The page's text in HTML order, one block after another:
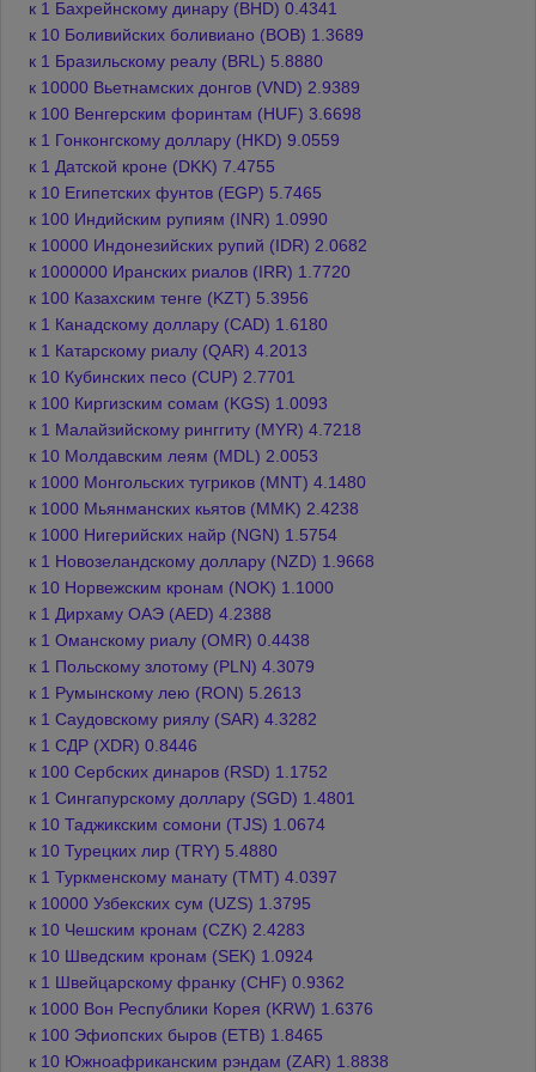
к 1 Бахрейнскому динару (BHD) 0.4341
к 10 Боливийских боливиано (BOB) 1.3689
к 1 Бразильскому реалу (BRL) 5.8880
к 10000 Вьетнамских донгов (VND) 2.9389
к 100 Венгерским форинтам (HUF) 3.6698
к 1 Гонконгскому доллару (HKD) 9.0559
к 1 Датской кроне (DKK) 7.4755
к 10 Египетских фунтов (EGP) 5.7465
к 100 Индийским рупиям (INR) 1.0990
к 10000 Индонезийских рупий (IDR) 2.0682
к 1000000 Иранских риалов (IRR) 1.7720
к 100 Казахским тенге (KZT) 5.3956
к 1 Канадскому доллару (CAD) 1.6180
к 1 Катарскому риалу (QAR) 4.2013
к 10 Кубинских песо (CUP) 2.7701
к 100 Киргизским сомам (KGS) 1.0093
к 1 Малайзийскому ринггиту (MYR) 4.7218
к 10 Молдавским леям (MDL) 2.0053
к 1000 Монгольских тугриков (MNT) 4.1480
к 1000 Мьянманских кьятов (MMK) 2.4238
к 1000 Нигерийских найр (NGN) 1.5754
к 1 Новозеландскому доллару (NZD) 1.9668
к 10 Норвежским кронам (NOK) 1.1000
к 1 Дирхаму ОАЭ (AED) 4.2388
к 1 Оманскому риалу (OMR) 0.4438
к 1 Польскому злотому (PLN) 4.3079
к 1 Румынскому лею (RON) 5.2613
к 1 Саудовскому риялу (SAR) 4.3282
к 1 СДР (XDR) 0.8446
к 100 Сербских динаров (RSD) 1.1752
к 1 Сингапурскому доллару (SGD) 1.4801
к 10 Таджикским сомони (TJS) 1.0674
к 10 Турецких лир (TRY) 5.4880
к 1 Туркменскому манату (TMT) 4.0397
к 10000 Узбекских сум (UZS) 1.3795
к 10 Чешским кронам (CZK) 2.4283
к 10 Шведским кронам (SEK) 1.0924
к 1 Швейцарскому франку (CHF) 0.9362
к 1000 Вон Республики Корея (KRW) 1.6376
к 100 Эфиопских быров (ETB) 1.8465
к 10 Южноафриканским рэндам (ZAR) 1.8838